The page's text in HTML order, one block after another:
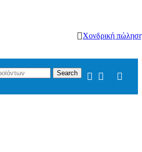
Χονδρική
Search